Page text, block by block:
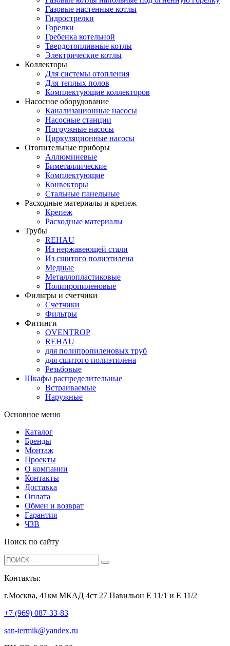
Газовые настенные котлы
Гидрострелки
Горелки
Гребенка котельной
Твердотопливные котлы
Электрические котлы
Коллекторы
Для системы отопления
Для теплых полов
Комплектующие коллекторов
Насосное оборудование
Канализационные насосы
Насосные станции
Погружные насосы
Циркуляционные насосы
Отопительные приборы
Аллюминевые
Биметаллические
Комплектующие
Конвекторы
Стальные панельные
Расходные материалы и крепеж
Крепеж
Расходные материалы
Трубы
REHAU
Из нержавеющей стали
Из сшитого полиэтилена
Медные
Металлопластиковые
Полипропиленовые
Фильтры и счетчики
Счетчики
Фильтры
Фитинги
OVENTROP
REHAU
для полипропиленовых труб
для сшитого полиэтилена
Резьбовые
Шкафы распределительные
Встраиваемые
Наружные
Основное меню
Каталог
Бренды
Монтаж
Проекты
О компании
Контакты
Доставка
Оплата
Обмен и возврат
Гарантия
ЧЗВ
Поиск по сайту
Контакты:
г.Москва, 41км МКАД 4ст 27 Павильон Е 11/1 и Е 11/2
+7 (969) 087-33-83
san-termik@yandex.ru